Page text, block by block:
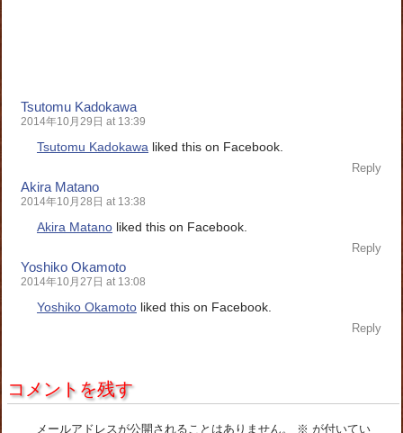
Tsutomu Kadokawa
2014年10月29日 at 13:39
Tsutomu Kadokawa liked this on Facebook.
Reply
Akira Matano
2014年10月28日 at 13:38
Akira Matano liked this on Facebook.
Reply
Yoshiko Okamoto
2014年10月27日 at 13:08
Yoshiko Okamoto liked this on Facebook.
Reply
コメントを残す
メールアドレスが公開されることはありません。 ※ が付いてい